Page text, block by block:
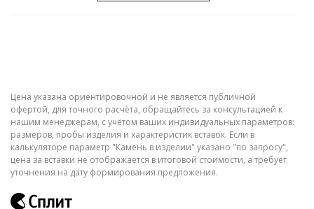
Цена указана ориентировочной и не является публичной
офертой, для точного расчёта, обращайтесь за консультацией к
нашим менеджерам, с учётом ваших индивидуальных параметров:
размеров, пробы изделия и характеристик вставок. Если в
калькуляторе параметр "Камень в изделии" указано "по запросу",
цена за вставки не отображается в итоговой стоимости, а требует
уточнения на дату формирования предложения.